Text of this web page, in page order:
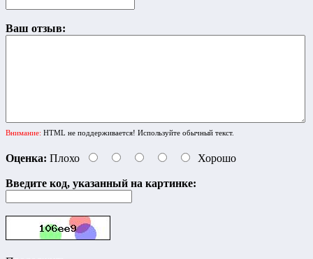
Ваш отзыв:
Внимание: HTML не поддерживается! Используйте обычный текст.
Оценка: Плохо Хорошо
Введите код, указанный на картинке: